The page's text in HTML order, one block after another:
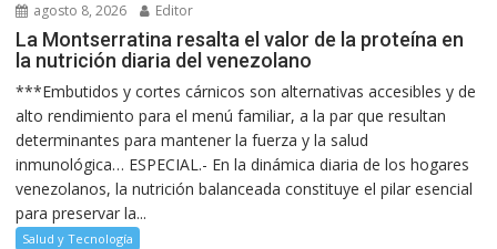
agosto 8, 2026 Editor
La Montserratina resalta el valor de la proteína en
la nutrición diaria del venezolano
***Embutidos y cortes cárnicos son alternativas accesibles y de
alto rendimiento para el menú familiar, a la par que resultan
determinantes para mantener la fuerza y la salud
inmunológica… ESPECIAL.- En la dinámica diaria de los hogares
venezolanos, la nutrición balanceada constituye el pilar esencial
para preservar la...
Salud y Tecnología